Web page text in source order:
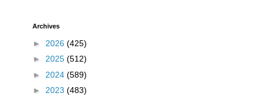
Archives
► 2026 (425)
► 2025 (512)
► 2024 (589)
► 2023 (483)